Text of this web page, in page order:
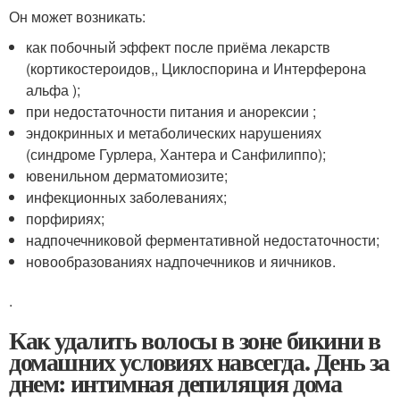
Он может возникать:
как побочный эффект после приёма лекарств
(кортикостероидов,, Циклоспорина и Интерферона
альфа );
при недостаточности питания и анорексии ;
эндокринных и метаболических нарушениях
(синдроме Гурлера, Хантера и Санфилиппо);
ювенильном дерматомиозите;
инфекционных заболеваниях;
порфириях;
надпочечниковой ферментативной недостаточности;
новообразованиях надпочечников и яичников.
.
Как удалить волосы в зоне бикини в
домашних условиях навсегда. День за
днем: интимная депиляция дома